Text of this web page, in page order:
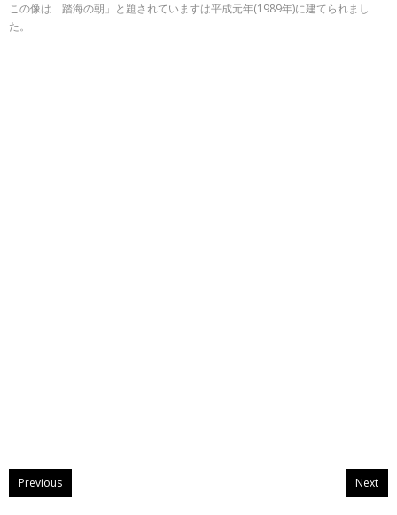
この像は「踏海の朝」と題されていますは平成元年(1989年)に建てられまし
た。
Previous Next